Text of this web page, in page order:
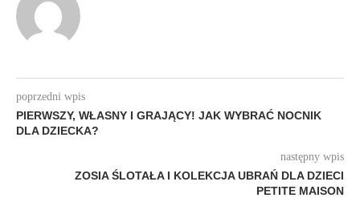
poprzedni wpis
PIERWSZY, WŁASNY I GRAJĄCY! JAK WYBRAĆ NOCNIK
DLA DZIECKA?
następny wpis
ZOSIA ŚLOTAŁA I KOLEKCJA UBRAŃ DLA DZIECI
PETITE MAISON